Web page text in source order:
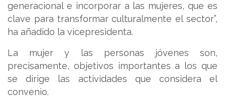
generacional e incorporar a las mujeres, que es
clave para transformar culturalmente el sector”,
ha añadido la vicepresidenta.
La mujer y las personas jóvenes son,
precisamente, objetivos importantes a los que
se dirige las actividades que considera el
convenio.